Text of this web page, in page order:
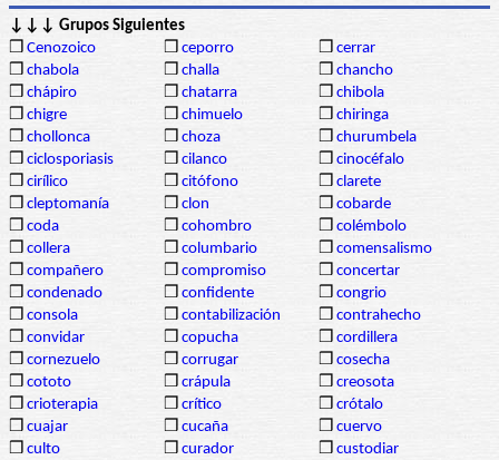
↓↓↓ Grupos Siguientes
❒ Cenozoico ❒ ceporro ❒ cerrar
❒ chabola ❒ challa ❒ chancho
❒ chápiro ❒ chatarra ❒ chibola
❒ chigre ❒ chimuelo ❒ chiringa
❒ chollonca ❒ choza ❒ churumbela
❒ ciclosporiasis ❒ cilanco ❒ cinocéfalo
❒ cirílico ❒ citófono ❒ clarete
❒ cleptomanía ❒ clon ❒ cobarde
❒ coda ❒ cohombro ❒ colémbolo
❒ collera ❒ columbario ❒ comensalismo
❒ compañero ❒ compromiso ❒ concertar
❒ condenado ❒ confidente ❒ congrio
❒ consola ❒ contabilización ❒ contrahecho
❒ convidar ❒ copucha ❒ cordillera
❒ cornezuelo ❒ corrugar ❒ cosecha
❒ cototo ❒ crápula ❒ creosota
❒ crioterapia ❒ crítico ❒ crótalo
❒ cuajar ❒ cucaña ❒ cuervo
❒ culto ❒ curador ❒ custodiar